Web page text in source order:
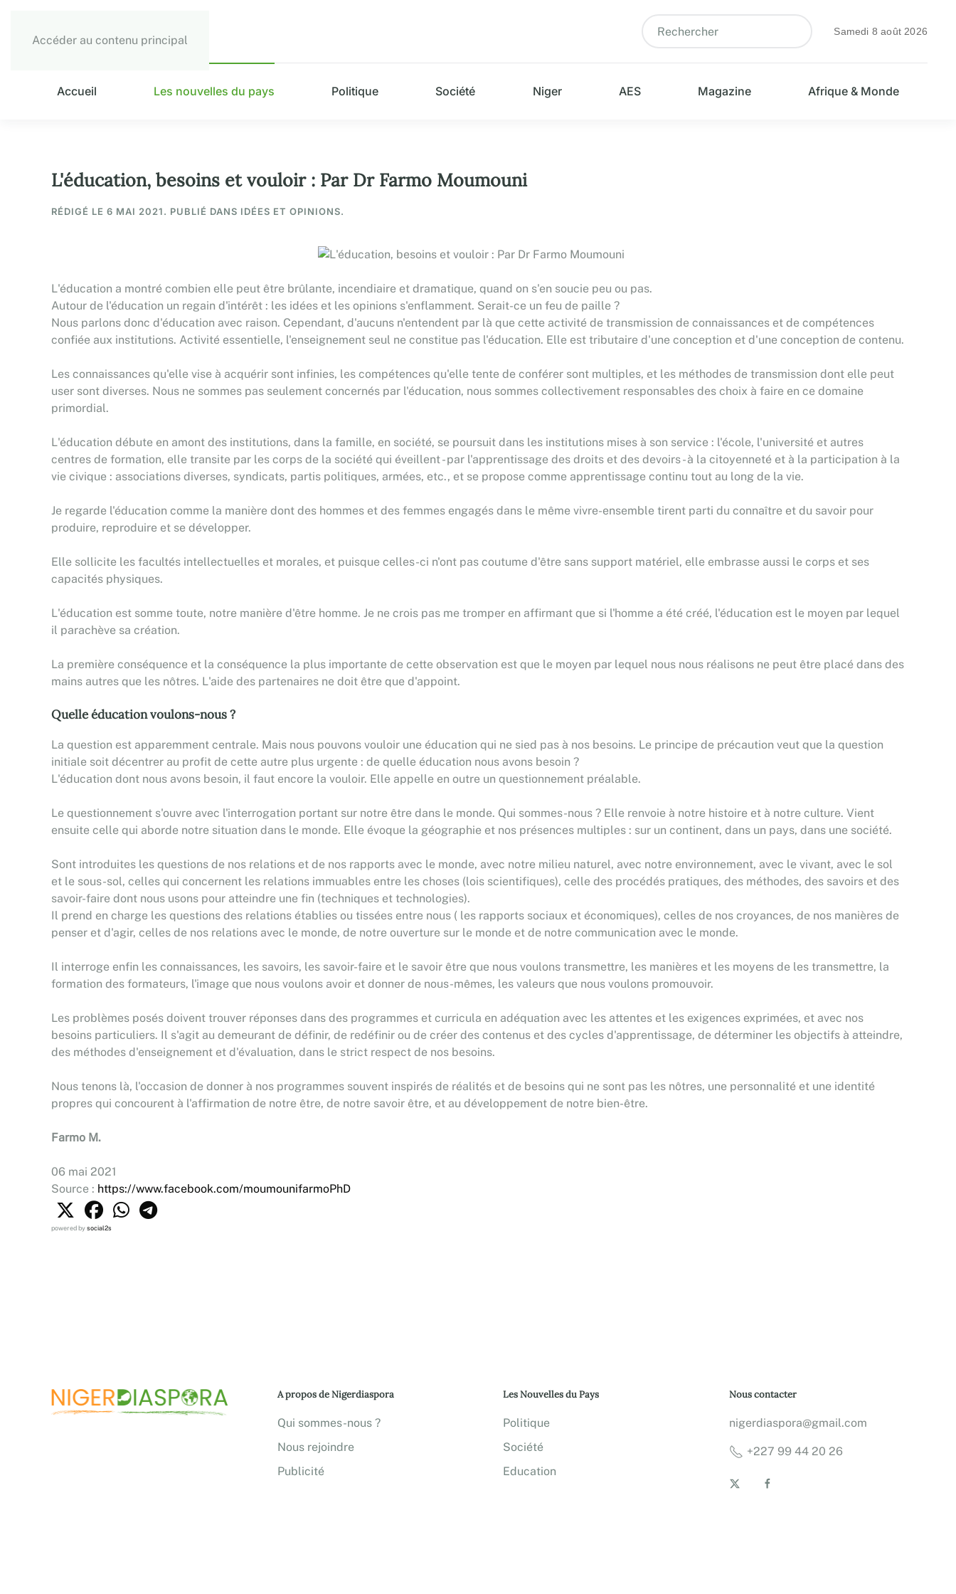
Accéder au contenu principal
Samedi 8 août 2026
Accueil Les nouvelles du pays Politique Société Niger AES Magazine Afrique & Monde
L'éducation, besoins et vouloir : Par Dr Farmo Moumouni
RÉDIGÉ LE 6 MAI 2021. PUBLIÉ DANS IDÉES ET OPINIONS.
L'éducation a montré combien elle peut être brûlante, incendiaire et dramatique, quand on s'en soucie peu ou pas.
Autour de l'éducation un regain d'intérêt : les idées et les opinions s'enflamment. Serait-ce un feu de paille ?
Nous parlons donc d'éducation avec raison. Cependant, d'aucuns n'entendent par là que cette activité de transmission de connaissances et de compétences
confiée aux institutions. Activité essentielle, l'enseignement seul ne constitue pas l'éducation. Elle est tributaire d'une conception et d'une conception de contenu.
Les connaissances qu'elle vise à acquérir sont infinies, les compétences qu'elle tente de conférer sont multiples, et les méthodes de transmission dont elle peut
user sont diverses. Nous ne sommes pas seulement concernés par l'éducation, nous sommes collectivement responsables des choix à faire en ce domaine
primordial.
L'éducation débute en amont des institutions, dans la famille, en société, se poursuit dans les institutions mises à son service : l'école, l'université et autres
centres de formation, elle transite par les corps de la société qui éveillent - par l'apprentissage des droits et des devoirs - à la citoyenneté et à la participation à la
vie civique : associations diverses, syndicats, partis politiques, armées, etc., et se propose comme apprentissage continu tout au long de la vie.
Je regarde l'éducation comme la manière dont des hommes et des femmes engagés dans le même vivre-ensemble tirent parti du connaître et du savoir pour
produire, reproduire et se développer.
Elle sollicite les facultés intellectuelles et morales, et puisque celles-ci n'ont pas coutume d'être sans support matériel, elle embrasse aussi le corps et ses
capacités physiques.
L'éducation est somme toute, notre manière d'être homme. Je ne crois pas me tromper en affirmant que si l'homme a été créé, l'éducation est le moyen par lequel
il parachève sa création.
La première conséquence et la conséquence la plus importante de cette observation est que le moyen par lequel nous nous réalisons ne peut être placé dans des
mains autres que les nôtres. L'aide des partenaires ne doit être que d'appoint.
Quelle éducation voulons-nous ?
La question est apparemment centrale. Mais nous pouvons vouloir une éducation qui ne sied pas à nos besoins. Le principe de précaution veut que la question
initiale soit décentrer au profit de cette autre plus urgente : de quelle éducation nous avons besoin ?
L'éducation dont nous avons besoin, il faut encore la vouloir. Elle appelle en outre un questionnement préalable.
Le questionnement s'ouvre avec l'interrogation portant sur notre être dans le monde. Qui sommes-nous ? Elle renvoie à notre histoire et à notre culture. Vient
ensuite celle qui aborde notre situation dans le monde. Elle évoque la géographie et nos présences multiples : sur un continent, dans un pays, dans une société.
Sont introduites les questions de nos relations et de nos rapports avec le monde, avec notre milieu naturel, avec notre environnement, avec le vivant, avec le sol
et le sous-sol, celles qui concernent les relations immuables entre les choses (lois scientifiques), celle des procédés pratiques, des méthodes, des savoirs et des
savoir-faire dont nous usons pour atteindre une fin (techniques et technologies).
Il prend en charge les questions des relations établies ou tissées entre nous ( les rapports sociaux et économiques), celles de nos croyances, de nos manières de
penser et d'agir, celles de nos relations avec le monde, de notre ouverture sur le monde et de notre communication avec le monde.
Il interroge enfin les connaissances, les savoirs, les savoir-faire et le savoir être que nous voulons transmettre, les manières et les moyens de les transmettre, la
formation des formateurs, l'image que nous voulons avoir et donner de nous-mêmes, les valeurs que nous voulons promouvoir.
Les problèmes posés doivent trouver réponses dans des programmes et curricula en adéquation avec les attentes et les exigences exprimées, et avec nos
besoins particuliers. Il s'agit au demeurant de définir, de redéfinir ou de créer des contenus et des cycles d'apprentissage, de déterminer les objectifs à atteindre,
des méthodes d'enseignement et d'évaluation, dans le strict respect de nos besoins.
Nous tenons là, l'occasion de donner à nos programmes souvent inspirés de réalités et de besoins qui ne sont pas les nôtres, une personnalité et une identité
propres qui concourent à l'affirmation de notre être, de notre savoir être, et au développement de notre bien-être.
Farmo M.
06 mai 2021
Source : https://www.facebook.com/moumounifarmoPhD
powered bysocial2s
A propos de Nigerdiaspora
Qui sommes-nous ?
Nous rejoindre
Publicité
Les Nouvelles du Pays
Politique
Société
Education
Nous contacter
nigerdiaspora@gmail.com
+227 99 44 20 26